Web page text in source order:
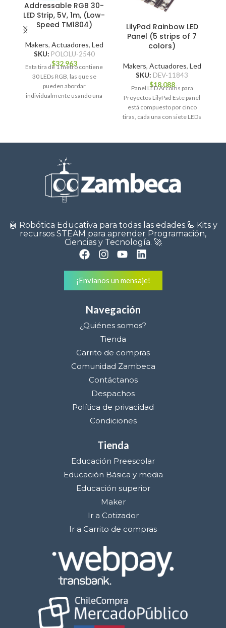
Addressable RGB 30-
LED Strip, 5V, 1m, (Low-
Speed TM1804)
Makers, Actuadores, Led
SKU: POLOLU-2540
$32.963
Esta tira de 1 metro contiene
30 LEDs RGB, las que se
pueden abordar
individualmente usando una
LilyPad Rainbow LED
Panel (5 strips of 7
colors)
Makers, Actuadores, Led
SKU: DEV-11843
$18.088
Panel LED Arcoíris para
Proyectos LilyPad Este panel
está compuesto por cinco
tiras, cada una con siete LEDs
🤖 Robótica Educativa para todas las edades.🦾 Kits y
recursos STEAM para aprender Programación,
Ciencias y Tecnología. 🚀
¡Envíanos un mensaje!
Navegación
¿Quiénes somos?
Tienda
Carrito de compras
Comunidad Zambeca
Contáctanos
Despachos
Política de privacidad
Condiciones
Tienda
Educación Preescolar
Educación Básica y media
Educación superior
Maker
Ir a Cotizador
Ir a Carrito de compras